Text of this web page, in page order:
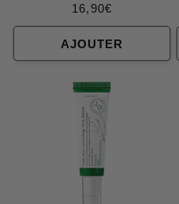
Prix
habituel
16,90€
AJOUTER